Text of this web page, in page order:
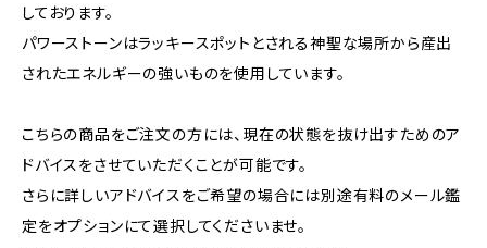
しております。
パワーストーンはラッキースポットとされる神聖な場所から産出
されたエネルギーの強いものを使用しています。
こちらの商品をご注文の方には、現在の状態を抜け出すためのア
ドバイスをさせていただくことが可能です。
さらに詳しいアドバイスをご希望の場合には別途有料のメール鑑
定をオプションにて選択してくださいませ。